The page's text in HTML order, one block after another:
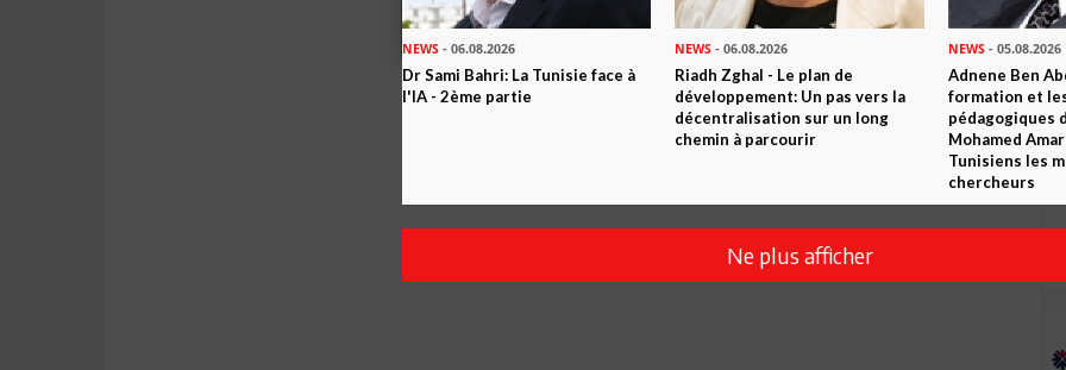
NEWS - 06.08.2026
Dr Sami Bahri: La Tunisie face à
l'IA - 2ème partie
NEWS - 06.08.2026
Riadh Zghal - Le plan de
développement: Un pas vers la
décentralisation sur un long
chemin à parcourir
NEWS- 05.08.2026
Adnene Ben
formation et
pédagogiques
Mohamed
Tunisiens les
chercheurs
Ne plus afficher